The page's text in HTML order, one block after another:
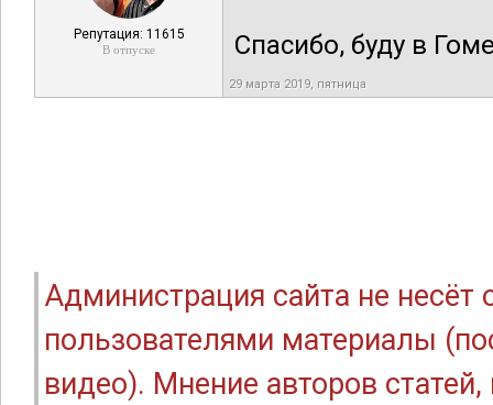
Репутация: 11615
В отпуске Спасибо, буду в
29 марта 2019, пятница
Администрация сайта не
пользователями материалы
видео). Мнение авторов